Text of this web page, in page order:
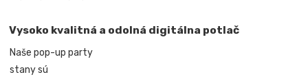
Vysoko kvalitná a odolná digitálna potlač
Naše pop-up party
stany sú